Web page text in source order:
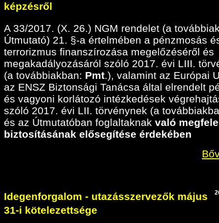
képzésről
A 33/2017. (X. 26.) NGM rendelet (a
Útmutató) 21. §-a értelmében a pénzmosás
terrorizmus finanszírozása megelőzéséről és
megakadályozásáról szóló 2017. évi LIII.
(a továbbiakban: Pmt.), valamint az Európai
az ENSZ Biztonsági Tanácsa által elrendelt
és vagyoni korlátozó intézkedések
szóló 2017. évi LII. törvénynek (a
és az Útmutatóban foglaltaknak való
biztosításának elősegítése érdekében
Idegenforgalom - utazásszervezők május
31-i kötelezettsége